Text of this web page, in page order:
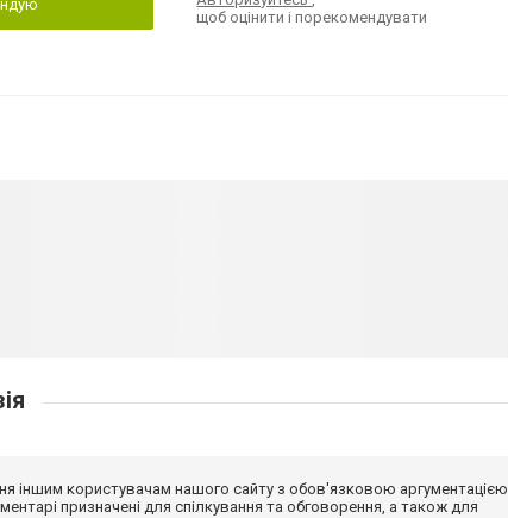
щоб оцінити і порекомендувати
іншим користувачам нашого сайту з обов'язковою аргументацією
призначені для спілкування та обговорення, а також для